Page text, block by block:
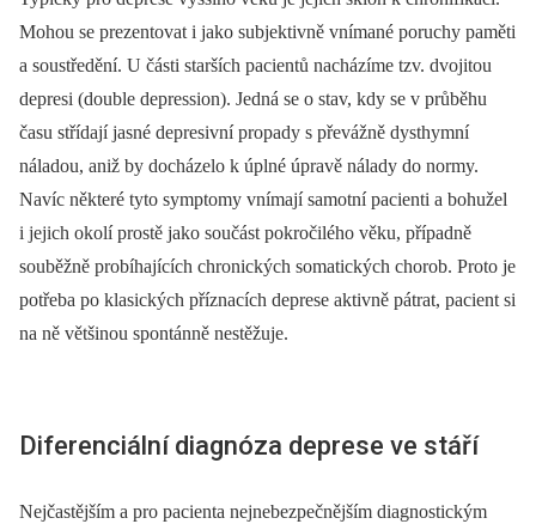
Mohou se prezentovat i jako subjektivně vnímané poruchy paměti
a soustředění. U části starších pacientů nacházíme tzv. dvojitou
depresi (double depression). Jedná se o stav, kdy se v průběhu
času střídají jasné depresivní propady s převážně dysthymní
náladou, aniž by docházelo k úplné úpravě nálady do normy.
Navíc některé tyto symptomy vnímají samotní pacienti a bohužel
i jejich okolí prostě jako součást pokročilého věku, případně
souběžně probíhajících chronických somatických chorob. Proto je
potřeba po klasických příznacích deprese aktivně pátrat, pacient si
na ně většinou spontánně nestěžuje.
Diferenciální diagnóza deprese ve stáří
Nejčastějším a pro pacienta nejnebezpečnějším diagnostickým